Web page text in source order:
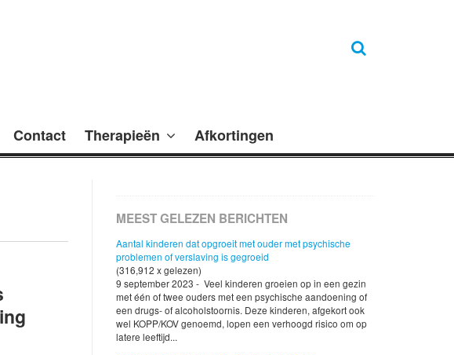
Contact Therapieën Afkortingen
MEEST GELEZEN BERICHTEN
Aantal kinderen dat opgroeit met ouder met psychische
problemen of verslaving is gegroeid
(316,912 x gelezen)
9 september 2023 - Veel kinderen groeien op in een gezin
met één of twee ouders met een psychische aandoening of
een drugs- of alcoholstoornis. Deze kinderen, afgekort ook
wel KOPP/KOV genoemd, lopen een verhoogd risico om op
latere leeftijd...